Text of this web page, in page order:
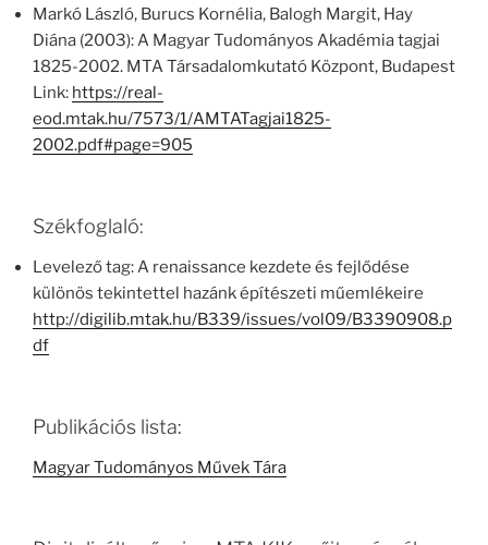
Markó László, Burucs Kornélia, Balogh Margit, Hay
Diána (2003): A Magyar Tudományos Akadémia tagjai
1825-2002. MTA Társadalomkutató Központ, Budapest
Link: https://real-
eod.mtak.hu/7573/1/AMTATagjai1825-
2002.pdf#page=905
Székfoglaló:
Levelező tag: A renaissance kezdete és fejlődése
különös tekintettel hazánk építészeti műemlékeire
http://digilib.mtak.hu/B339/issues/vol09/B3390908.p
df
Publikációs lista:
Magyar Tudományos Művek Tára